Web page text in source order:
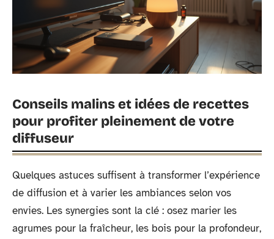
Conseils malins et idées de recettes
pour profiter pleinement de votre
diffuseur
Quelques astuces suffisent à transformer l’expérience
de diffusion et à varier les ambiances selon vos
envies. Les synergies sont la clé : osez marier les
agrumes pour la fraîcheur, les bois pour la profondeur,